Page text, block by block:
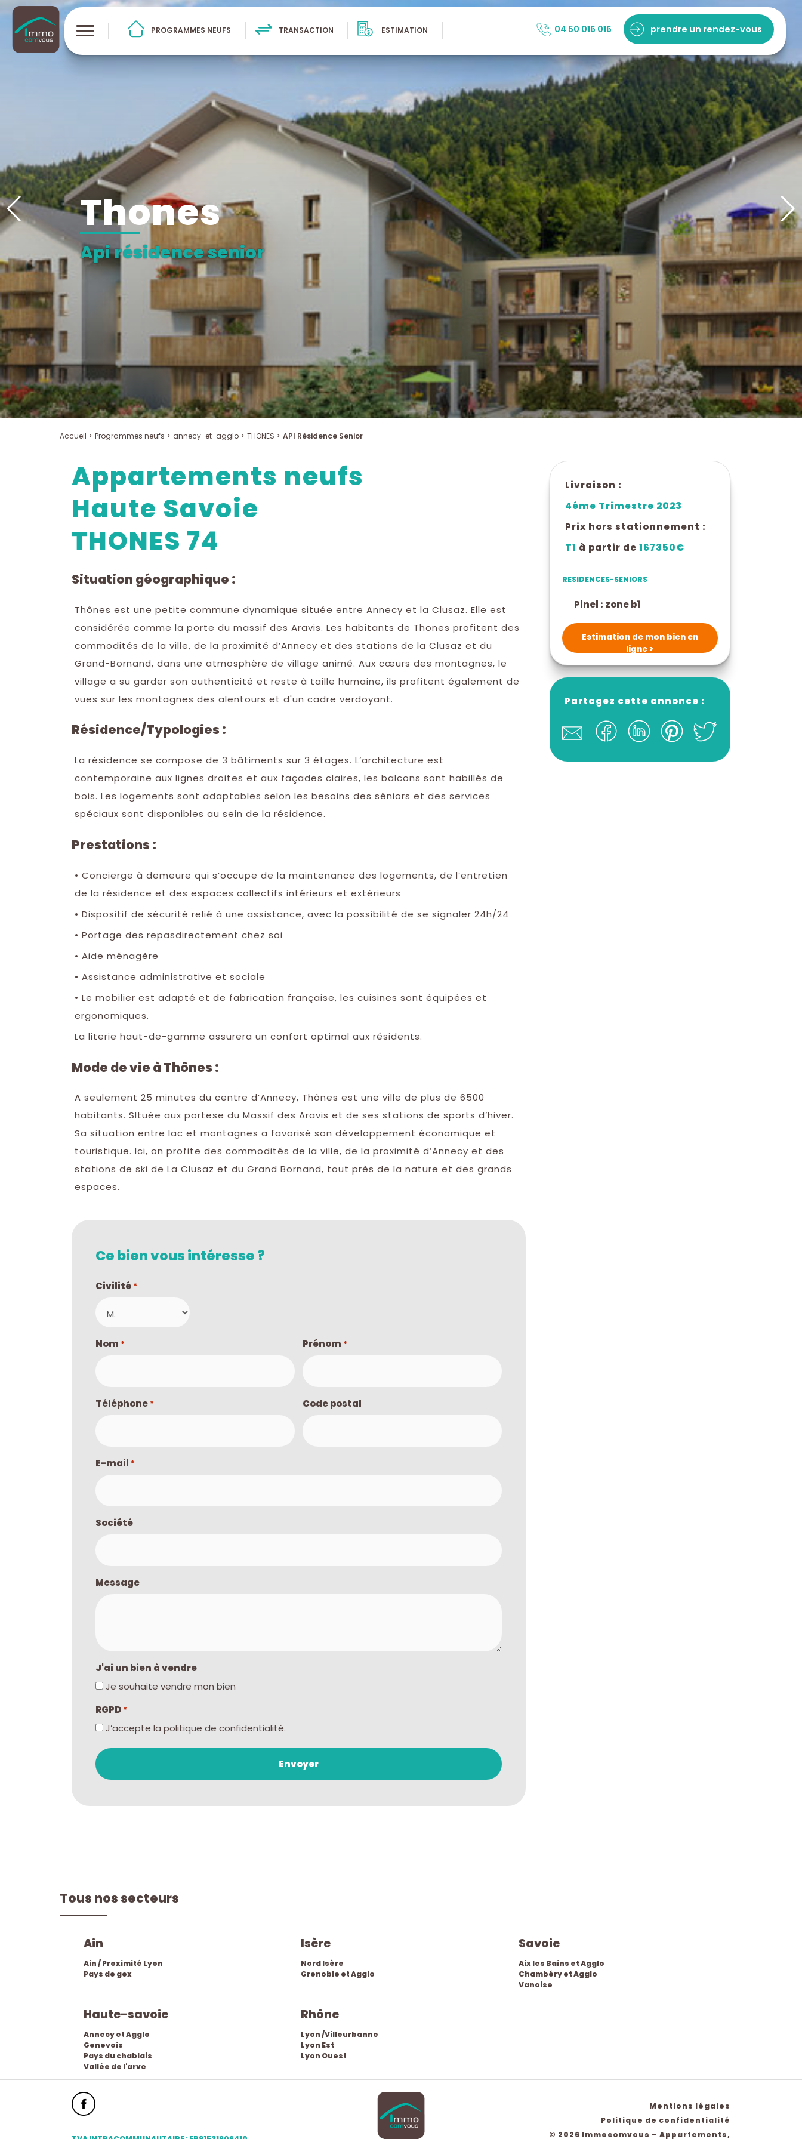
PROGRAMMES NEUFS TRANSACTION ESTIMATION 04 50 016 016 prendre un rendez-vous
thones
api résidence senior
Accueil > Programmes neufs > annecy-et-agglo > THONES > API Résidence Senior
Appartements neufs
Haute Savoie
THONES 74
Situation géographique :
Thônes est une petite commune dynamique située entre Annecy et la Clusaz. Elle est
considérée comme la porte du massif des Aravis. Les habitants de Thones profitent des
commodités de la ville, de la proximité d’Annecy et des stations de la Clusaz et du
Grand-Bornand, dans une atmosphère de village animé. Aux cœurs des montagnes, le
village a su garder son authenticité et reste à taille humaine, ils profitent également de
vues sur les montagnes des alentours et d'un cadre verdoyant.
Résidence/Typologies :
La résidence se compose de 3 bâtiments sur 3 étages. L’architecture est
contemporaine aux lignes droites et aux façades claires, les balcons sont habillés de
bois. Les logements sont adaptables selon les besoins des séniors et des services
spéciaux sont disponibles au sein de la résidence.
Prestations :
• Concierge à demeure qui s’occupe de la maintenance des logements, de l’entretien
de la résidence et des espaces collectifs intérieurs et extérieurs
• Dispositif de sécurité relié à une assistance, avec la possibilité de se signaler 24h/24
• Portage des repasdirectement chez soi
• Aide ménagère
• Assistance administrative et sociale
• Le mobilier est adapté et de fabrication française, les cuisines sont équipées et
ergonomiques.
La literie haut-de-gamme assurera un confort optimal aux résidents.
Mode de vie à Thônes :
A seulement 25 minutes du centre d’Annecy, Thônes est une ville de plus de 6500
habitants. SItuée aux portese du Massif des Aravis et de ses stations de sports d’hiver.
Sa situation entre lac et montagnes a favorisé son développement économique et
touristique. Ici, on profite des commodités de la ville, de la proximité d’Annecy et des
stations de ski de La Clusaz et du Grand Bornand, tout près de la nature et des grands
espaces.
Ce bien vous intéresse ?
Civilité *
Nom * Prénom *
Téléphone * Code postal
E-mail *
Société
Message
J'ai un bien à vendre
Je souhaite vendre mon bien
RGPD *
J’accepte la politique de confidentialité.
Livraison :
4éme Trimestre 2023
Prix hors stationnement :
T1 à partir de 167350€
RESIDENCES-SENIORS
pinel : zone b1
Estimation de mon bien en
ligne >
Partagez cette annonce :
Tous nos secteurs
ain
Ain / Proximité Lyon
Pays de gex
isère
Nord Isère
Grenoble et Agglo
savoie
Aix les Bains et Agglo
Chambéry et Agglo
Vanoise
haute-savoie
Annecy et Agglo
Genevois
Pays du chablais
Vallée de l'arve
rhône
Lyon /Villeurbanne
Lyon Est
Lyon Ouest
Mentions légales
Politique de confidentialité
© 2026 Immocomvous – Appartements,